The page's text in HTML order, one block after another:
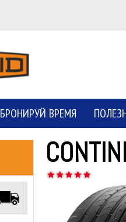
БРОНИРУЙ ВРЕМЯ